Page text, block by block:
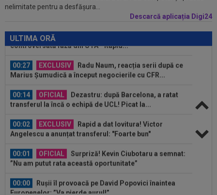
nelimitate pentru a desfășura...
Descarcă aplicația Digi24
ULTIMA ORĂ
anunțul ÎN DIRECT: ”Îi dau eu lui Gigi unul bun”
controversată fază din UTA - Rapid...
Marius Șumudică a început negocierile cu CFR...
transferul la încă o echipă de UCL! Picat la...
Angelescu a anunțat transferul: "Foarte bun"
”Nu am putut rata această oportunitate”
Europenelor: ”Va pierde aurul!”...